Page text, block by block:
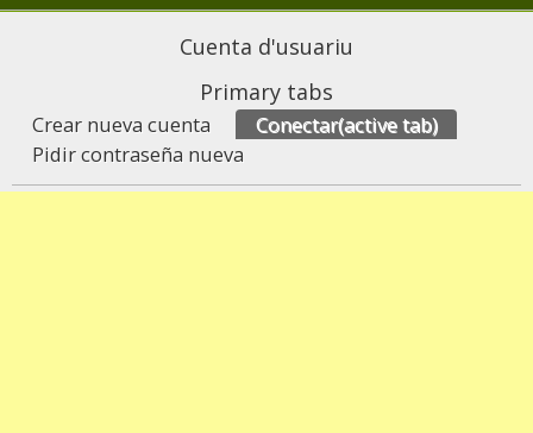
Cuenta d'usuariu
Primary tabs
Crear nueva cuenta Conectar(active tab)
Pidir contraseña nueva